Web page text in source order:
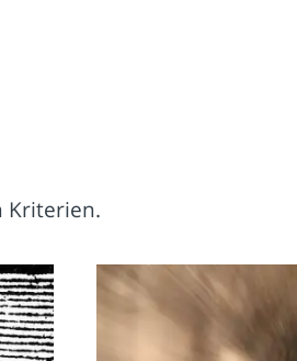
Kriterien.